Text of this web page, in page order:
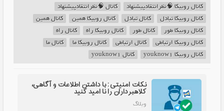
کانال روبیکا 🧠نظرانتقادپیشنهاد
کانال 🧠نظرانتقادپیشنهاد
کانال روبیکا تبادل
کانال تبادل کانال روبیکا همین
کانال همین
کانال روبیکا طور
کانال طور کانال روبیکا راه
کانال راه
کانال روبیکا ارتباطی
کانال ارتباطی کانال روبیکا ما
کانال ما
کانال روبیکا youknow1
کانال youknow1
نکات امنیتی: با داشتن اطلاعات و آگاهی،
کلاهبرداران را نا امید کنید
وبلاگ